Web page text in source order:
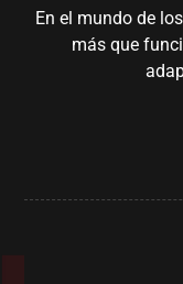
En el mundo de
más que